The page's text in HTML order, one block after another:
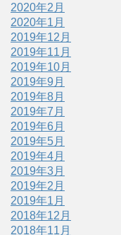
2020年2月
2020年1月
2019年12月
2019年11月
2019年10月
2019年9月
2019年8月
2019年7月
2019年6月
2019年5月
2019年4月
2019年3月
2019年2月
2019年1月
2018年12月
2018年11月